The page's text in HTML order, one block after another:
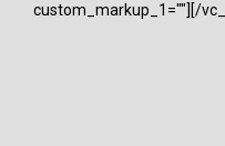
custom_markup_1=""][/